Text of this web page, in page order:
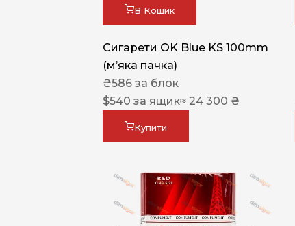
В Кошик
Сигарети OK Blue KS 100mm
(м’яка пачка)
₴586 за блок
$540 за ящик≈ 24 300 ₴
Купити